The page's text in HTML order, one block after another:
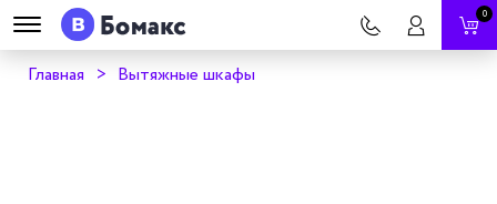
0
Главная Вытяжные шкафы